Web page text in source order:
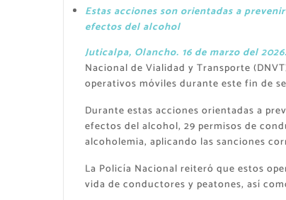
Estas acciones son orientadas a
efectos del alcohol
Juticalpa, Olancho. 16 de marzo del 2026.
Nacional de Vialidad y Transporte
operativos móviles durante este fin de
Durante estas acciones orientadas a
efectos del alcohol, 29 permisos de
alcoholemia, aplicando las sanciones
La Policía Nacional reiteró que estos
vida de conductores y peatones, así